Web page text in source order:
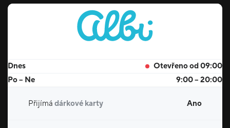
Dnes
Otevřeno od 09:00
Po – Ne
9:00 – 20:00
Přijímá dárkové karty Ano